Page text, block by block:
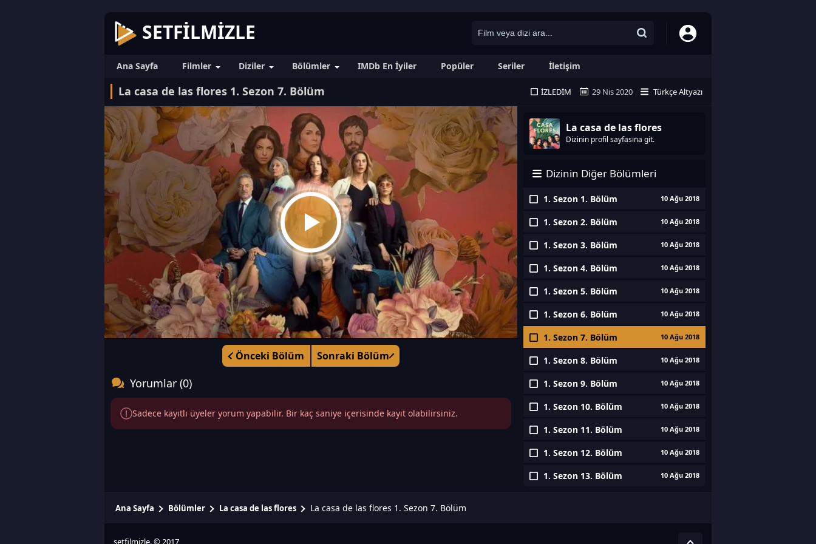
SETFILMIZLE
Ana Sayfa Filmler Diziler Bölümler IMDb En İyiler Popüler Seriler İletişim
La casa de las flores 1. Sezon 7. Bölüm İZLEDIM 29 Nis 2020 Türkçe Altyazı
Önceki Bölüm Sonraki Bölüm
La casa de las flores
Dizinin profil sayfasına git.
Dizinin Diğer Bölümleri
1. Sezon 1. Bölüm 10 Ağu 2018
1. Sezon 2. Bölüm 10 Ağu 2018
1. Sezon 3. Bölüm 10 Ağu 2018
1. Sezon 4. Bölüm 10 Ağu 2018
1. Sezon 5. Bölüm 10 Ağu 2018
1. Sezon 6. Bölüm 10 Ağu 2018
1. Sezon 7. Bölüm 10 Ağu 2018
1. Sezon 8. Bölüm 10 Ağu 2018
1. Sezon 9. Bölüm 10 Ağu 2018
1. Sezon 10. Bölüm 10 Ağu 2018
1. Sezon 11. Bölüm 10 Ağu 2018
1. Sezon 12. Bölüm 10 Ağu 2018
1. Sezon 13. Bölüm 10 Ağu 2018
Yorumlar (0)
Sadece kayıtlı üyeler yorum yapabilir. Bir kaç saniye içerisinde kayıt olabilirsiniz.
Ana Sayfa Bölümler La casa de las flores La casa de las flores 1. Sezon 7. Bölüm
setfilmizle. © 2017